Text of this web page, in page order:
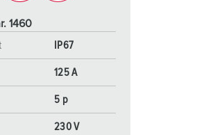
1460
IP67
125 A
5 p
230 V